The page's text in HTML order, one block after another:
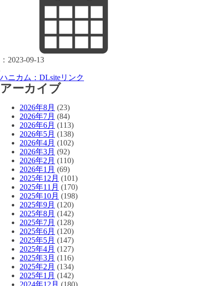
： 2023-09-13
ハニカム：DLsiteリンク
アーカイブ
2026年8月 (23)
2026年7月 (84)
2026年6月 (113)
2026年5月 (138)
2026年4月 (102)
2026年3月 (92)
2026年2月 (110)
2026年1月 (69)
2025年12月 (101)
2025年11月 (170)
2025年10月 (198)
2025年9月 (120)
2025年8月 (142)
2025年7月 (128)
2025年6月 (120)
2025年5月 (147)
2025年4月 (127)
2025年3月 (116)
2025年2月 (134)
2025年1月 (142)
2024年12月 (180)